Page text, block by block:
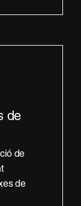
de
de
de